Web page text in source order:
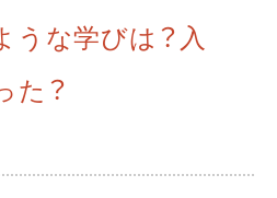
うな学びは？入
た？